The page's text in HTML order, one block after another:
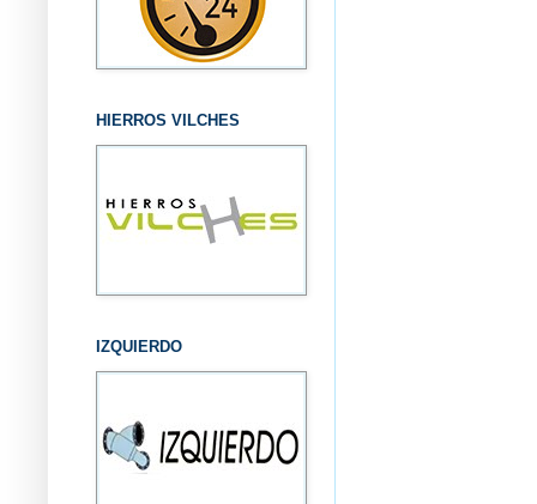
HIERROS VILCHES
IZQUIERDO